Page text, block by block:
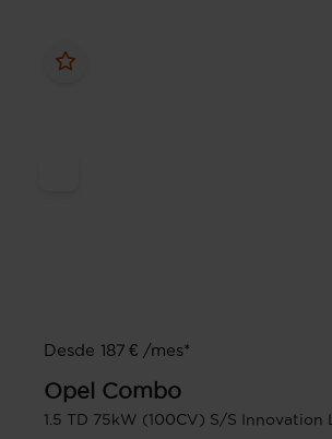
Desde 187 € /mes*
Opel Combo
1.5 TD 75kW (100CV) S/S Innovation L